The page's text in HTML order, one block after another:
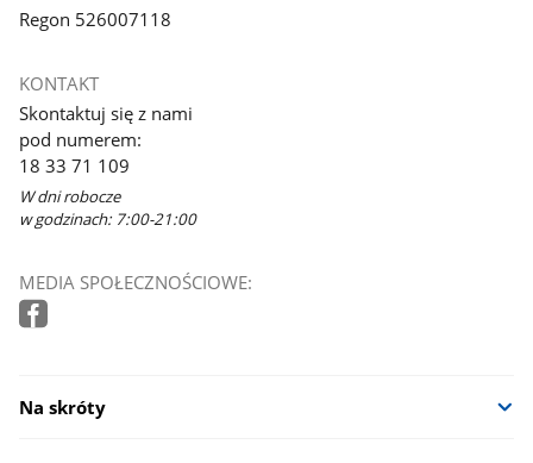
Regon 526007118
KONTAKT
Skontaktuj się z nami
pod numerem:
18 33 71 109
W dni robocze
w godzinach: 7:00-21:00
MEDIA SPOŁECZNOŚCIOWE:
Na skróty